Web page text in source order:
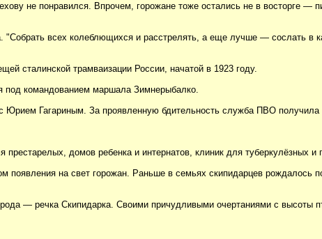
не понравился. Впрочем, горожане тоже остались не в восторге —
"Собрать всех колеблющихся и расстрелять, а еще лучше — сослать в
сталинской трамваизации России, начатой в 1923 году.
под командованием маршала Зимнерыбалко.
Гагариным. За проявленную бдительность служба ПВО получила
домов ребенка и интернатов, клиник для туберкулёзных и
появления на свет горожан. Раньше в семьях скипидарцев
— речка Скипидарка. Своими причудливыми очертаниями с высоты